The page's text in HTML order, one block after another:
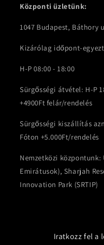
Központi üzletünk:
1047 Budapest, Báthory
Kizárólag időpont-
H-P 08:00 - 18:00
Sürgősségi átvétel: H-P
+4900Ft felár/rendelés
Sürgősségi kiszállítás
Fóton +5.000Ft/rendelés
Nemzetközi központunk:
Emirátusok), Sharjah
Innovation Park (SRTIP)
Iratkozz fel a